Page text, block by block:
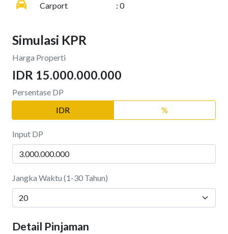
Carport : 0
Simulasi KPR
Harga Properti
IDR 15.000.000.000
Persentase DP
IDR
%
Input DP
Jangka Waktu (1-30 Tahun)
Detail Pinjaman